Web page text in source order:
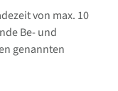
von max. 10
Be- und
genannten